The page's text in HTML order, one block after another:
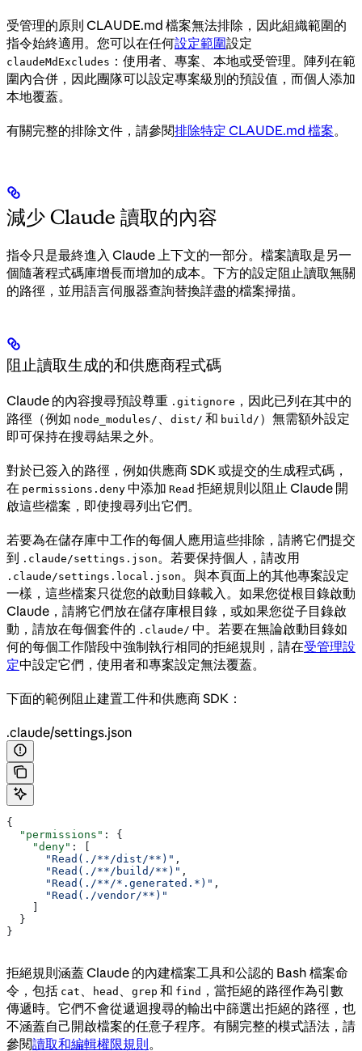
受管理的原則 CLAUDE.md 檔案無法排除，因此組織範圍的
指令始終適用。您可以在任何設定範圍設定
claudeMdExcludes ：使用者、專案、本地或受管理。陣列在範
圍內合併，因此團隊可以設定專案級別的預設值，而個人添加
本地覆蓋。
有關完整的排除文件，請參閱排除特定 CLAUDE.md 檔案。
減少 Claude 讀取的內容
指令只是最終進入 Claude 上下文的一部分。檔案讀取是另一
個隨著程式碼庫增長而增加的成本。下方的設定阻止讀取無關
的路徑，並用語言伺服器查詢替換詳盡的檔案掃描。
阻止讀取生成的和供應商程式碼
Claude 的內容搜尋預設尊重 .gitignore ，因此已列在其中的
路徑（例如 node_modules/ dist/ 和 build/ ）無需額外設定
即可保持在搜尋結果之外。
對於已簽入的路徑，例如供應商 SDK 或提交的生成程式碼，
在 permissions.deny 中添加 Read 拒絕規則以阻止 Claude 開
啟這些檔案，即使搜尋列出它們。
若要為在儲存庫中工作的每個人應用這些排除，請將它們提交
到 .claude/settings.json 。若要保持個人，請改用
.claude/settings.local.json 。與本頁面上的其他專案設定
一樣，這些檔案只從您的啟動目錄載入。如果您從根目錄啟動
Claude，請將它們放在儲存庫根目錄，或如果您從子目錄啟
動，請放在每個套件的 .claude/ 中。若要在無論啟動目錄如
何的每個工作階段中強制執行相同的拒絕規則，請在受管理設
定中設定它們，使用者和專案設定無法覆蓋。
下面的範例阻止建置工件和供應商 SDK：
.claude/settings.json
{
  "permissions"
: {
    "deny"
: [
      "Read(./**/dist/**)"
,
      "Read(./**/build/**)"
,
      "Read(./**/*.generated.*)"
,
      "Read(./vendor/**)"
    ]
  }
}
拒絕規則涵蓋 Claude 的內建檔案工具和公認的 Bash 檔案命
令，包括 cat head grep 和 find ，當拒絕的路徑作為引數
傳遞時。它們不會從遞迴搜尋的輸出中篩選出拒絕的路徑，也
不涵蓋自己開啟檔案的任意子程序。有關完整的模式語法，請
參閱讀取和編輯權限規則。